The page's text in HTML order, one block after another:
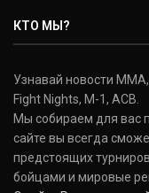
КТО МЫ?
Узнавай новости ММА,
Fight Nights, M-1, ACB.
Мы собираем для вас
сайте вы всегда
предстоящих
бойцами и мировые